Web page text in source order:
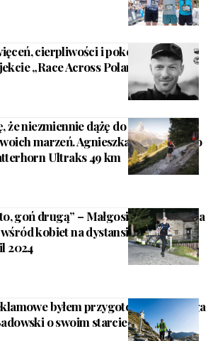
cierpliwości i pokory – Kuba
„Race Across Poland 2025”
że niezmiennie dążę do
marzeń. Agnieszka Markiewicz o
Ultraks 49 km
goń drugą” – Małgosia Tomik wraca
kobiet na dystansie 100 mil
2024
byłem przygotowany na mega
o swoim starcie w Pirin Ultra